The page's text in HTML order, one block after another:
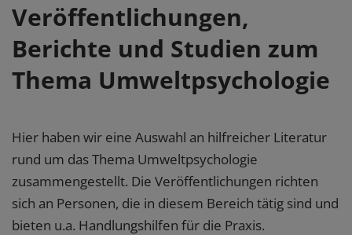
Veröffentlichungen,
Berichte und Studien zum
Thema Umweltpsychologie
Hier haben wir eine Auswahl an hilfreicher Literatur
rund um das Thema Umweltpsychologie
zusammengestellt. Die Veröffentlichungen richten
sich an Personen, die in diesem Bereich tätig sind und
bieten u.a. Handlungshilfen für die Praxis.